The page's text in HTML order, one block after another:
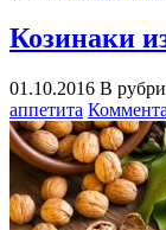
Козинаки
01.10.2016 В
аппетита